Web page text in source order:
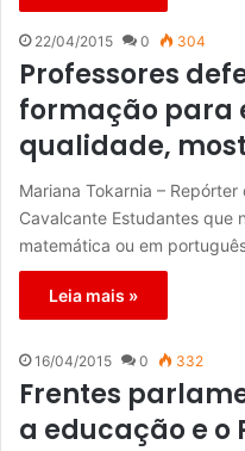
22/04/2015 0 304
Professores
formação para
qualidade,
Mariana Tokarnia –
Cavalcante Estudantes que
matemática ou em
Leia mais »
16/04/2015 0 332
Frentes
a educação e o